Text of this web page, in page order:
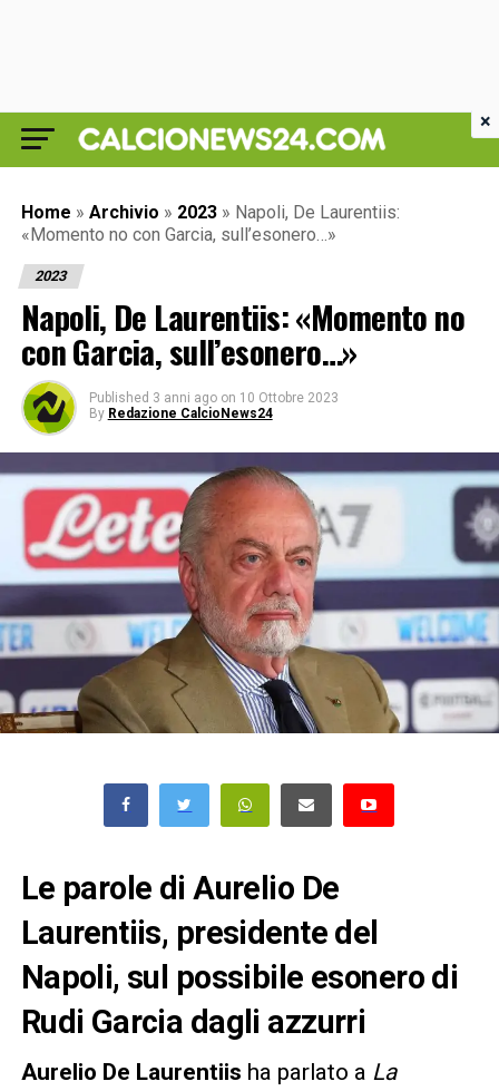
Home » Archivio » 2023 » Napoli, De Laurentiis:
«Momento no con Garcia, sull’esonero…»
2023
Napoli, De Laurentiis: «Momento no
con Garcia, sull’esonero…»
Published 3 anni ago on 10 Ottobre 2023
By Redazione CalcioNews24
Le parole di Aurelio De
Laurentiis, presidente del
Napoli, sul possibile esonero di
Rudi Garcia dagli azzurri
Aurelio De Laurentiis ha parlato a La
×